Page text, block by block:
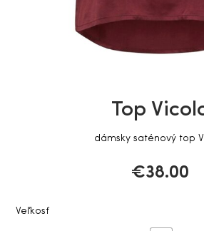
Top
dámsky saténový top
€38.00
Veľkosť